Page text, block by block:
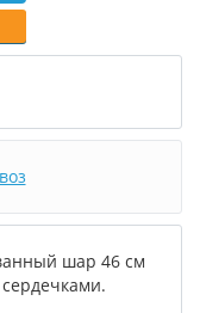
шар 46 см